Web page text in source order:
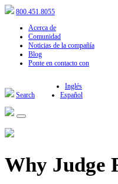
800.451.8055
Acerca de
Comunidad
Noticias de la compañía
Blog
Ponte en contacto con
Search
Inglés
Español
Why Judge